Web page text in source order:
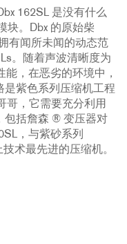
162SL 是没有什么
块。Dbx 的原始柴
有闻所未闻的动态范
。随着声波清晰度为
，在恶劣的环境中，
是紫色系列压缩机工程
哥，它需要充分利用
包括詹森 ® 变压器对
，与紫砂系列
术最先进的压缩机。